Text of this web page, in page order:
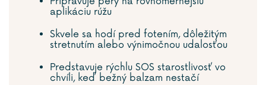
aplikáciu rúžu
Skvele sa hodí pred fotením, dôležitým
stretnutím alebo výnimočnou udalosťou
Predstavuje rýchlu SOS starostlivosť vo
chvíli, keď bežný balzam nestačí